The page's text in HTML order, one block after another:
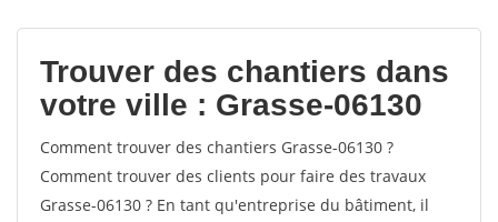
votes
Trouver des chantiers dans
votre ville : Grasse-06130
Comment trouver des chantiers Grasse-06130 ?
Comment trouver des clients pour faire des travaux
Grasse-06130 ? En tant qu'entreprise du bâtiment, il